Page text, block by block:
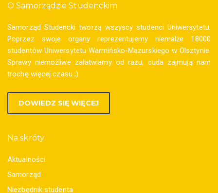
O Samorządzie Studenckim
Samorząd Studencki tworzą wszyscy studenci Uniwersytetu.
Poprzez swoje organy reprezentujemy niemalże 18000
studentów Uniwersytetu Warmińsko-Mazurskiego w Olsztynie.
Sprawy niemożliwe załatwiamy od razu, cuda zajmują nam
trochę więcej czasu ;)
DOWIEDZ SIĘ WIĘCEJ
Na skróty
Aktualności
Samorząd
Niezbędnik studenta